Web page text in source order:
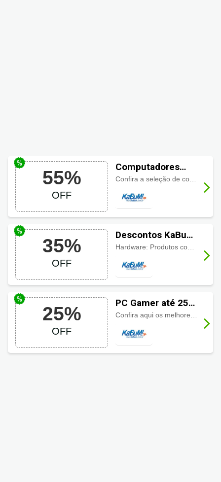
55%
OFF
Computadores
com até 55% em
KaBuM!
Confira a seleção de computadores com descontos de até 55%
35%
OFF
Descontos KaBuM!
até 35%
Hardware: Produtos com até 35% de desconto, confira!
25%
OFF
PC Gamer até 25%
de desconto em
Confira aqui os melhores descontos em PC Gamer